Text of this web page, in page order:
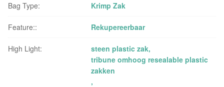
Bag Type: Krimp Zak
Feature:: Rekupereerbaar
High Light: steen plastic zak,
tribune omhoog resealable plastic
zakken
,